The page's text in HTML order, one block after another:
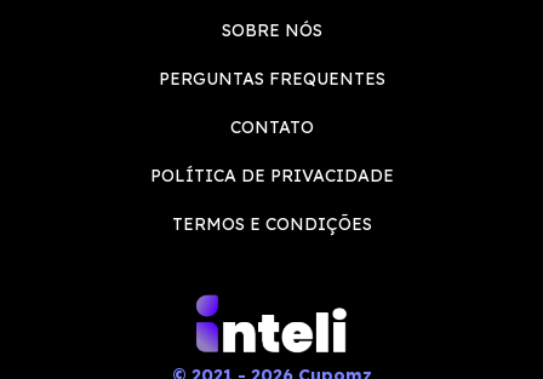
SOBRE NÓS
PERGUNTAS FREQUENTES
CONTATO
POLÍTICA DE PRIVACIDADE
TERMOS E CONDIÇÕES